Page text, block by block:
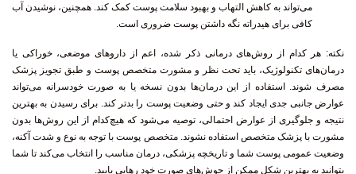
کافی برای هیدراته نگه داشتن پوست ضروری است.
نکته: هر کدام از روش‌های درمانی ذکر شده، اعم از داروهای موضعی، خوراکی یا
درمان‌های تکنولوژیک، باید تحت نظر و مشورت متخصص پوست و طبق تجویز پزشک
مصرف شوند. استفاده از این درمان‌ها بدون نسخه یا به صورت خودسرانه می‌تواند
عوارض جانبی جدی ایجاد کند و حتی وضعیت پوست را بدتر کند. برای رسیدن به بهترین
نتیجه و جلوگیری از عوارض احتمالی، توصیه می‌شود که هیچ‌کدام از این روش‌ها بدون
مشورت با پزشک متخصص استفاده نشوند. متخصص پوست با توجه به نوع و شدت آکنه،
وضعیت عمومی پوست شما و تاریخچه پزشکی، درمان مناسب را انتخاب می‌کند تا شما
بتوانید به بهترین شکل ممکن از جوش‌های صورت خود رهایی یابید.